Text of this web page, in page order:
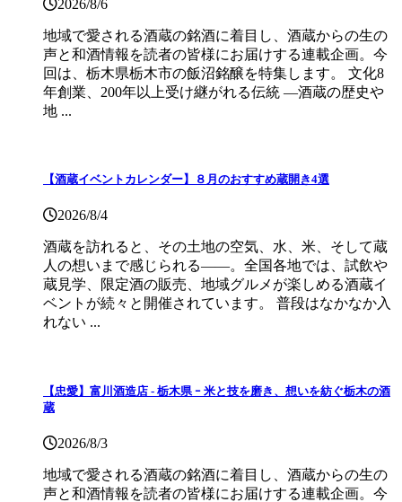
2026/8/6
地域で愛される酒蔵の銘酒に着目し、酒蔵からの生の
声と和酒情報を読者の皆様にお届けする連載企画。今
回は、栃木県栃木市の飯沼銘醸を特集します。 文化8
年創業、200年以上受け継がれる伝統 ―酒蔵の歴史や
地 ...
【酒蔵イベントカレンダー】８月のおすすめ蔵開き4選
2026/8/4
酒蔵を訪れると、その土地の空気、水、米、そして蔵
人の想いまで感じられる——。全国各地では、試飲や
蔵見学、限定酒の販売、地域グルメが楽しめる酒蔵イ
ベントが続々と開催されています。 普段はなかなか入
れない ...
【忠愛】富川酒造店 ‐ 栃木県 ｰ 米と技を磨き、想いを紡ぐ栃木の酒
蔵
2026/8/3
地域で愛される酒蔵の銘酒に着目し、酒蔵からの生の
声と和酒情報を読者の皆様にお届けする連載企画。今